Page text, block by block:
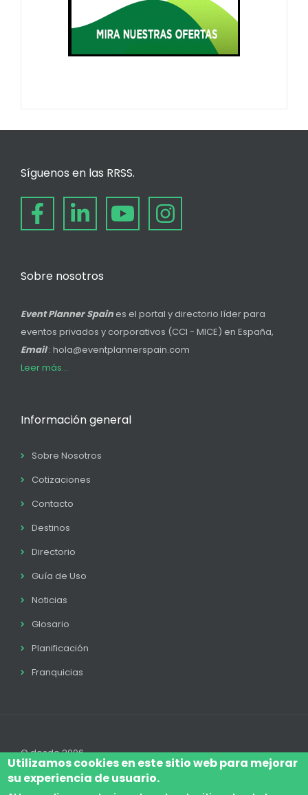
Síguenos en las RRSS.
Sobre nosotros
Event Planner Spain es el portal y directorio líder para
eventos privados y corporativos (CCI - MICE) en España,
Email: hola@eventplannerspain.com
Leer más...
Información general
Sobre Nosotros
Cotizaciones
Contacto
Destinos
Directorio
Guía de Uso
Noticias
Glosario
Planificación
Franquicias
© desde 2006
Utilizamos cookies en este sitio web para mejorar
su experiencia de usuario.